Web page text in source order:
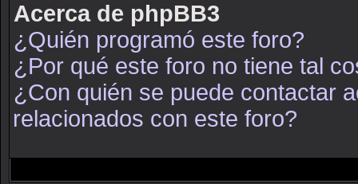
Acerca de phpBB3
¿Quién programó este foro?
¿Por qué este foro no tiene tal
¿Con quién se puede contactar
relacionados con este foro?